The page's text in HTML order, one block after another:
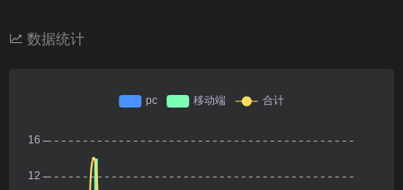
数据统计